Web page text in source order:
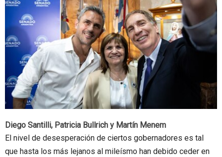
Diego Santilli, Patricia Bullrich y Martín Menem
El nivel de desesperación de ciertos gobernadores es tal
que hasta los más lejanos al mileísmo han debido ceder en